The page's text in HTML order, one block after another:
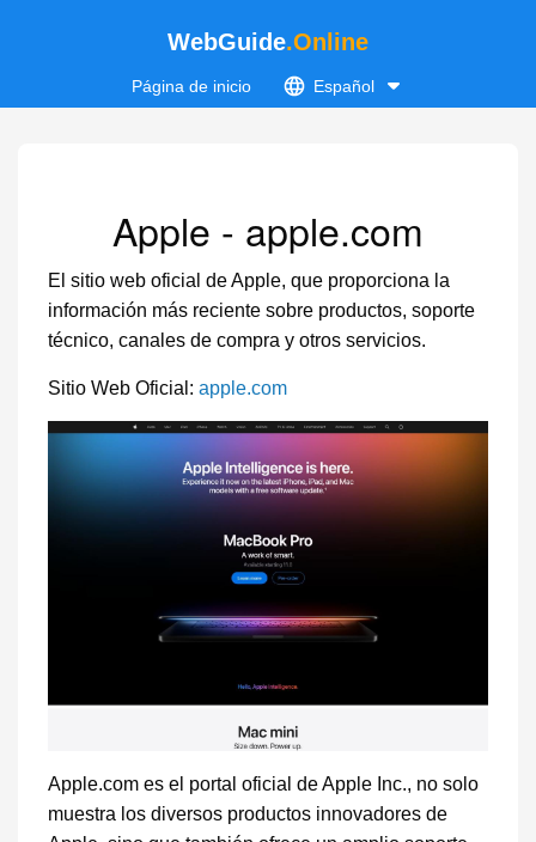
WebGuide.Online
Página de inicio Español
Apple - apple.com
El sitio web oficial de Apple, que proporciona la
información más reciente sobre productos, soporte
técnico, canales de compra y otros servicios.
Sitio Web Oficial: apple.com
Apple.com es el portal oficial de Apple Inc., no solo
muestra los diversos productos innovadores de